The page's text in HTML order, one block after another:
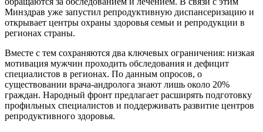
Минздрав уже запустил репродуктивную диспансеризацию и
открывает центры охраны здоровья семьи и репродукции в
регионах страны.
Вместе с тем сохраняются два ключевых ограничения: низкая
мотивация мужчин проходить обследования и дефицит
специалистов в регионах. По данным опросов, о
существовании врача-андролога знают лишь около 20%
граждан. Народный фронт предлагает расширять подготовку
профильных специалистов и поддерживать развитие центров
репродуктивного здоровья.